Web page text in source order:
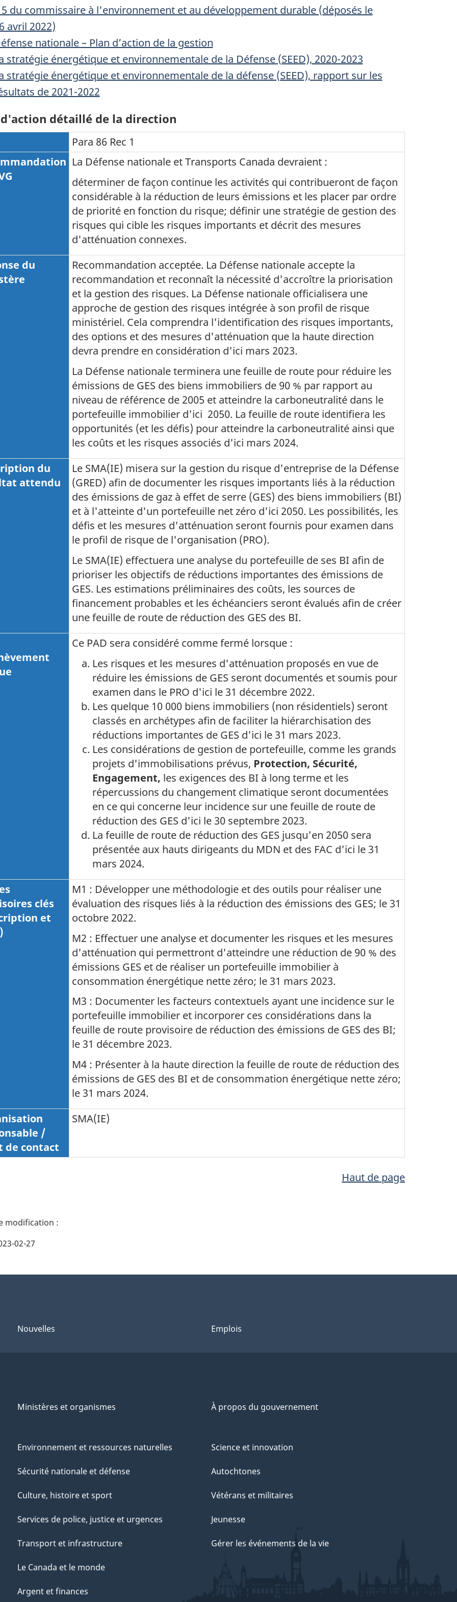
5 du commissaire à l'environnement et au développement durable (déposés le
avril 2022)
nationale – Plan d’action de la gestion
stratégie énergétique et environnementale de la Défense (SEED), 2020-2023
stratégie énergétique et environnementale de la défense (SEED), rapport sur les
de 2021-2022
d'action détaillé de la direction
Para 86 Rec 1
La Défense nationale et Transports Canada devraient :
déterminer de façon continue les activités qui contribueront de façon
considérable à la réduction de leurs émissions et les placer par ordre
de priorité en fonction du risque; définir une stratégie de gestion des
risques qui cible les risques importants et décrit des mesures
d'atténuation connexes.
du
Recommandation acceptée. La Défense nationale accepte la
recommandation et reconnaît la nécessité d'accroître la priorisation
et la gestion des risques. La Défense nationale officialisera une
approche de gestion des risques intégrée à son profil de risque
ministériel. Cela comprendra l'identification des risques importants,
des options et des mesures d'atténuation que la haute direction
devra prendre en considération d'ici mars 2023.
La Défense nationale terminera une feuille de route pour réduire les
émissions de GES des biens immobiliers de 90 % par rapport au
niveau de référence de 2005 et atteindre la carboneutralité dans le
portefeuille immobilier d'ici 2050. La feuille de route identifiera les
opportunités (et les défis) pour atteindre la carboneutralité ainsi que
les coûts et les risques associés d'ici mars 2024.
du
attendu
Le SMA(IE) misera sur la gestion du risque d'entreprise de la Défense
(GRED) afin de documenter les risques importants liés à la réduction
des émissions de gaz à effet de serre (GES) des biens immobiliers (BI)
et à l'atteinte d'un portefeuille net zéro d'ici 2050. Les possibilités, les
défis et les mesures d'atténuation seront fournis pour examen dans
le profil de risque de l'organisation (PRO).
Le SMA(IE) effectuera une analyse du portefeuille de ses BI afin de
prioriser les objectifs de réductions importantes des émissions de
GES. Les estimations préliminaires des coûts, les sources de
financement probables et les échéanciers seront évalués afin de créer
une feuille de route de réduction des GES des BI.
Ce PAD sera considéré comme fermé lorsque :
Les risques et les mesures d'atténuation proposés en vue de
réduire les émissions de GES seront documentés et soumis pour
examen dans le PRO d'ici le31 décembre 2022.
Les quelque 10 000 biens immobiliers (non résidentiels) seront
classés en archétypes afin de faciliter la hiérarchisation des
réductions importantes de GES d'ici le31 mars 2023.
Les considérations de gestion de portefeuille, comme les grands
projets d'immobilisations prévus, Protection, Sécurité,
Engagement, les exigences des BI à long terme et les
répercussions du changement climatique seront documentées
en ce qui concerne leur incidence sur une feuille de route de
réduction des GES d'ici le30 septembre 2023.
La feuille de route de réduction des GES jusqu'en 2050 sera
présentée aux hauts dirigeants du MDN et des FAC d'ici le31
mars 2024.
clés
et
M1 : Développer une méthodologie et des outils pour réaliser une
évaluation des risques liés à la réduction des émissions des GES; le31
octobre 2022.
M2 : Effectuer une analyse et documenter les risques et les mesures
d'atténuation qui permettront d'atteindre une réduction de 90 % des
émissions GES et de réaliser un portefeuille immobilier à
consommation énergétique nette zéro; le31 mars 2023.
M3 : Documenter les facteurs contextuels ayant une incidence sur le
portefeuille immobilier et incorporer ces considérations dans la
feuille de route provisoire de réduction des émissions de GES des BI;
le31 décembre 2023.
M4 : Présenter à la haute direction la feuille de route de réduction des
émissions de GES des BI et de consommation énergétique nette zéro;
le31 mars 2024.
/
de contact
SMA(IE)
Haut de page
02-27
Nouvelles Emplois
Ministères et organismes À propos du gouvernement
Environnement et ressources naturelles
Sécurité nationale et défense
Culture, histoire et sport
Services de police, justice et urgences
Transport et infrastructure
Le Canada et le monde
Argent et finances
Science et innovation
Autochtones
Vétérans et militaires
Jeunesse
Gérer les événements de la vie